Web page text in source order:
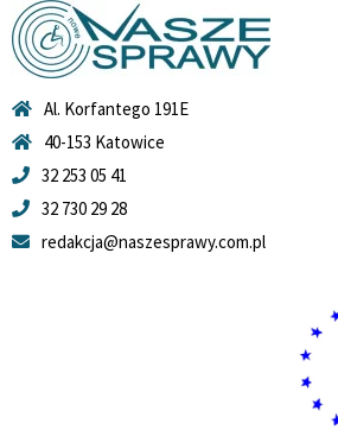
Al. Korfantego 191E
40-153 Katowice
32 253 05 41
32 730 29 28
redakcja@naszesprawy.com.pl